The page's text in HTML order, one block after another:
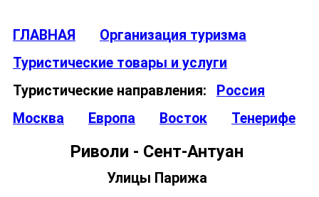
ГЛАВНАЯ
Организация туризма
Туристические товары и услуги
Туристические направления:
Россия
Москва
Европа Восток Тенерифе
Риволи - Сент-Антуан
Улицы Парижа